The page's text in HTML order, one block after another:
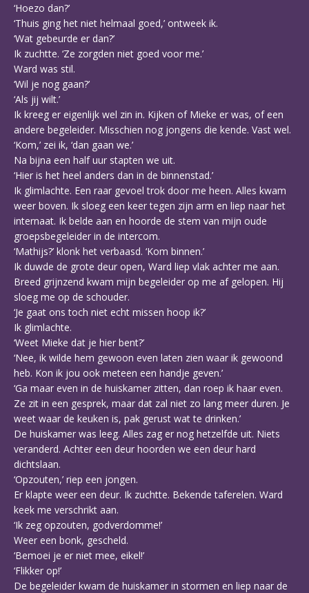
‘Hoezo dan?’
‘Thuis ging het niet helmaal goed,’ ontweek ik.
‘Wat gebeurde er dan?’
Ik zuchtte. ‘Ze zorgden niet goed voor me.’
Ward was stil.
‘Wil je nog gaan?’
‘Als jij wilt.’
Ik kreeg er eigenlijk wel zin in. Kijken of Mieke er was, of een
andere begeleider. Misschien nog jongens die kende. Vast wel.
‘Kom,’ zei ik, ‘dan gaan we.’
Na bijna een half uur stapten we uit.
‘Hier is het heel anders dan in de binnenstad.’
Ik glimlachte. Een raar gevoel trok door me heen. Alles kwam
weer boven. Ik sloeg een keer tegen zijn arm en liep naar het
internaat. Ik belde aan en hoorde de stem van mijn oude
groepsbegeleider in de intercom.
‘Mathijs?’ klonk het verbaasd. ‘Kom binnen.’
Ik duwde de grote deur open, Ward liep vlak achter me aan.
Breed grijnzend kwam mijn begeleider op me af gelopen. Hij
sloeg me op de schouder.
‘Je gaat ons toch niet echt missen hoop ik?’
Ik glimlachte.
‘Weet Mieke dat je hier bent?’
‘Nee, ik wilde hem gewoon even laten zien waar ik gewoond
heb. Kon ik jou ook meteen een handje geven.’
‘Ga maar even in de huiskamer zitten, dan roep ik haar even.
Ze zit in een gesprek, maar dat zal niet zo lang meer duren. Je
weet waar de keuken is, pak gerust wat te drinken.’
De huiskamer was leeg. Alles zag er nog hetzelfde uit. Niets
veranderd. Achter een deur hoorden we een deur hard
dichtslaan.
‘Opzouten,’ riep een jongen.
Er klapte weer een deur. Ik zuchtte. Bekende taferelen. Ward
keek me verschrikt aan.
‘Ik zeg opzouten, godverdomme!’
Weer een bonk, gescheld.
‘Bemoei je er niet mee, eikel!’
‘Flikker op!’
De begeleider kwam de huiskamer in stormen en liep naar de